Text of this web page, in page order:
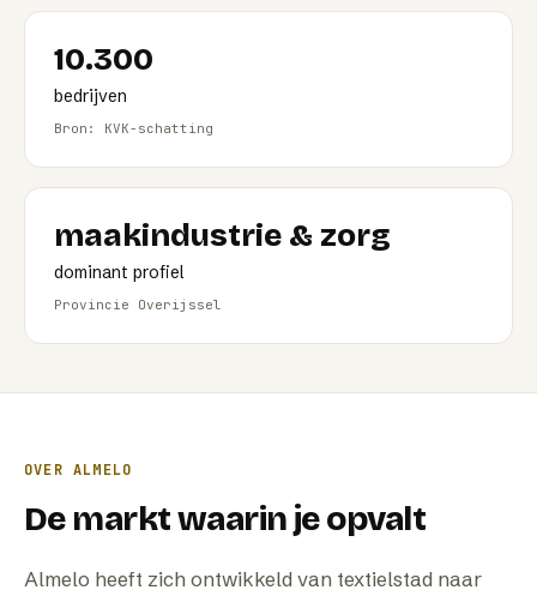
10.300
bedrijven
Bron: KVK-schatting
maakindustrie & zorg
dominant profiel
Provincie Overijssel
OVER ALMELO
De markt waarin je opvalt
Almelo heeft zich ontwikkeld van textielstad naar